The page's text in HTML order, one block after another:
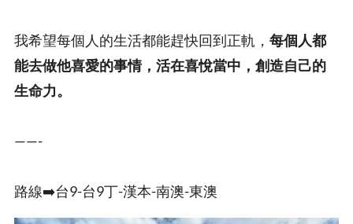
我希望每個人的生活都能趕快回到正軌， 每個人都
能去做他喜愛的事情，活在喜悅當中，創造自己的
生命力。
——-
路線➡️台9-台9丁-漢本-南澳-東澳